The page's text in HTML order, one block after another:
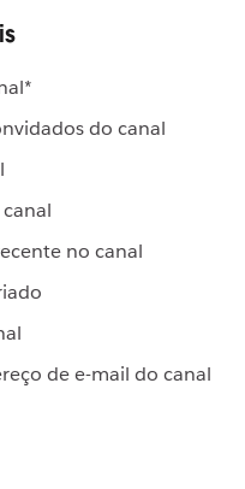
do canal
no canal
de e-mail do canal